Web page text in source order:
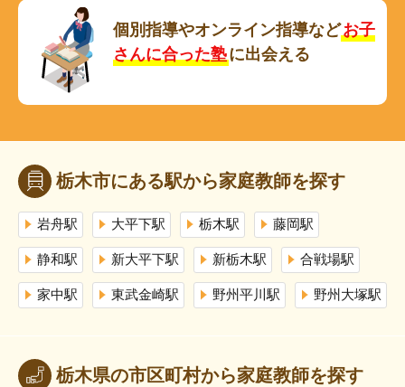
個別指導やオンライン指導などお子
さんに合った塾に出会える
栃木市にある駅から家庭教師を探す
岩舟駅 大平下駅 栃木駅 藤岡駅
静和駅 新大平下駅 新栃木駅 合戦場駅
家中駅 東武金崎駅 野州平川駅 野州大塚駅
栃木県の市区町村から家庭教師を探す